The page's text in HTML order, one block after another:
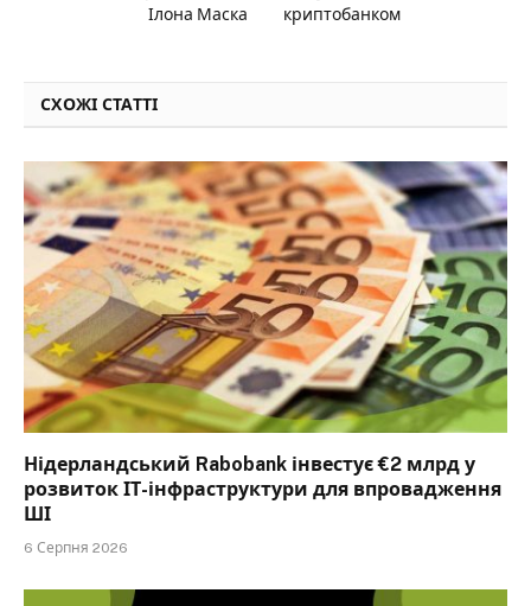
Ілона Маска
криптобанком
СХОЖІ СТАТТІ
Нідерландський Rabobank інвестує €2 млрд у
розвиток ІТ-інфраструктури для впровадження
ШІ
6 Серпня 2026